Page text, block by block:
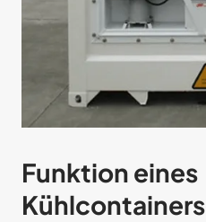
Funktion eines
Kühlcontainers